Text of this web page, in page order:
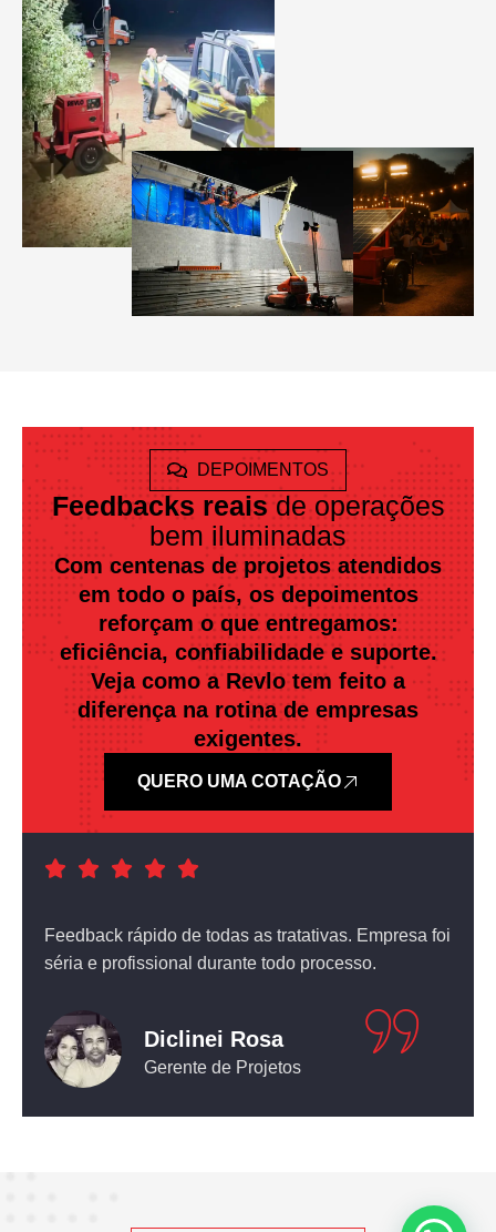
DEPOIMENTOS
Feedbacks reaisde operações
bem iluminadas
Com centenas de projetos atendidos
em todo o país, os depoimentos
reforçam o que entregamos:
eficiência, confiabilidade e suporte.
Veja como a Revlo tem feito a
diferença na rotina de empresas
exigentes.
QUERO UMA COTAÇÃO
Atendimento nota dez! O equipamento que comprei
não deixou nada a desejar.
Leticia Pediconi
Engenheira Civil